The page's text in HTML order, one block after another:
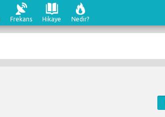
Frekans Hikaye Nedir?